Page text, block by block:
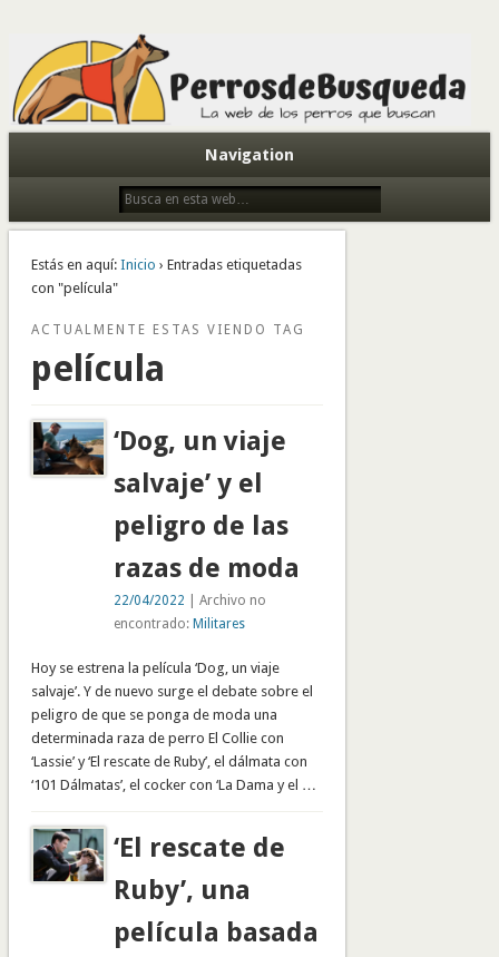
Todo sobre perros de búsqueda y detectores
Navigation
Estás en aquí: Inicio › Entradas etiquetadas
con "película"
ACTUALMENTE ESTAS VIENDO TAG
película
‘Dog, un viaje
salvaje’ y el
peligro de las
razas de moda
22/04/2022 | Archivo no
encontrado: Militares
Hoy se estrena la película ‘Dog, un viaje
salvaje’. Y de nuevo surge el debate sobre el
peligro de que se ponga de moda una
determinada raza de perro El Collie con
‘Lassie’ y ‘El rescate de Ruby’, el dálmata con
‘101 Dálmatas’, el cocker con ‘La Dama y el …
‘El rescate de
Ruby’, una
película basada